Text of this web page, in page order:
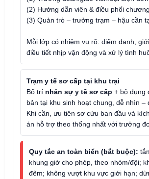
(2) Hướng dẫn viên & điều phối
(3) Quản trò – trưởng trạm – hậu cần
Mỗi lớp có nhiệm vụ rõ: điểm danh,
điều tiết nhịp vận động và xử lý tình
Trạm y tế sơ cấp tại khu trại
Bố trí nhân sự y tế sơ cấp + bộ dụng
bản tại khu sinh hoạt chung, dễ nhìn –
Khi cần, ưu tiên sơ cứu ban đầu và
án hỗ trợ theo thống nhất với trưởng
Quy tắc an toàn biển (bắt buộc):
khung giờ cho phép, theo nhóm/đội;
đêm; không vượt khu vực giới hạn;